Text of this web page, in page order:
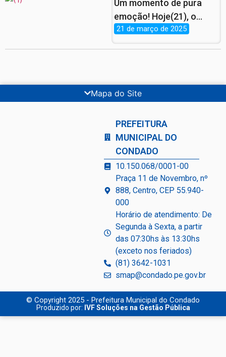
Um momento de pura
emoção! Hoje(21), o
Salão Paroquial se
Gestantes de 2025,
promovido pela
Desenvolvimento Social
por meio do CRAS.
21 de março de 2025
Mapa do Site
PREFEITURA
MUNICIPAL DO
CONDADO
10.150.068/0001-00
Praça 11 de Novembro, nº
888, Centro, CEP 55.940-
000
Horário de atendimento: De
Segunda à Sexta, a partir
das 07:30hs às 13:30hs
(exceto nos feriados)
(81) 3642-1031
smap@condado.pe.gov.br
© Copyright 2025 - Prefeitura Municipal do Condado
Produzido por: IVF Soluções na Gestão Pública